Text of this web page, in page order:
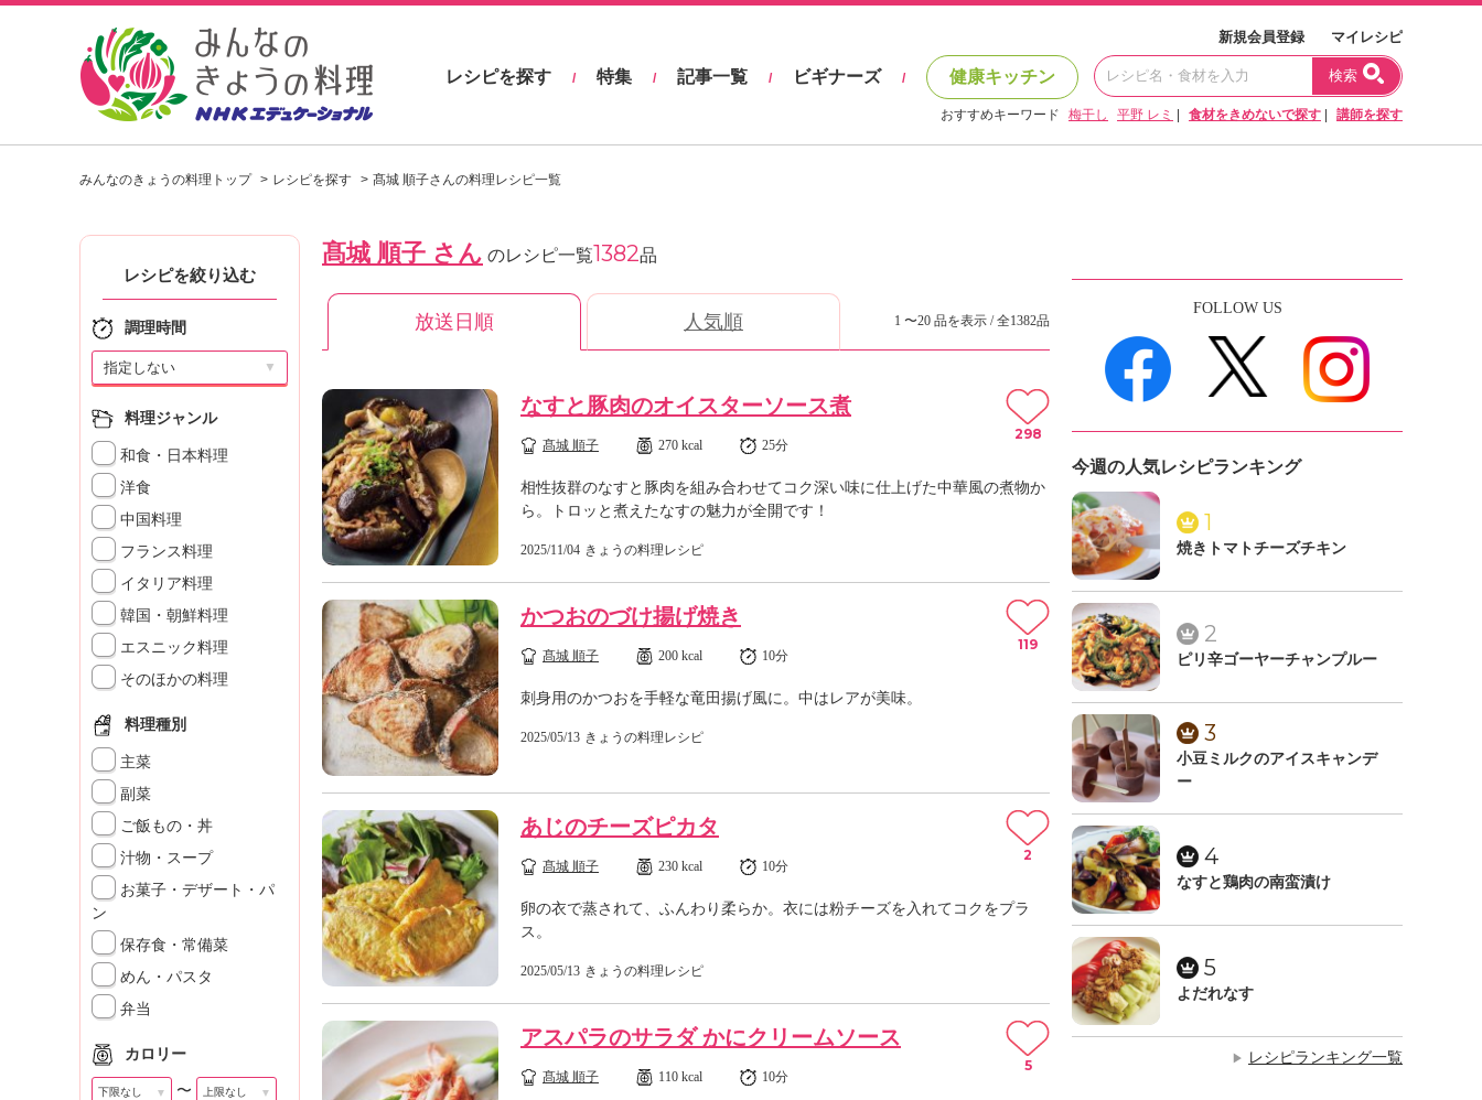
し
シ
を
よ
う
。
N
H
K
エ
ケ
ー
シ
ョ
ナ
ル
「
み
な
の
き
ょ
う
の
料
理
」
新規会員登録 マイレシピ
レシピを探す / 特集 / 記事一覧 / ビギナーズ / 健康キッチン 検索
おすすめキーワード 梅干し 平野 レミ 食材をきめないで探す 講師を探す
みんなのきょうの料理トップ レシピを探す 髙城 順子さんの料理レシピ一覧
レシピを絞り込む
調理時間
▼
料理ジャンル
和食・日本料理
洋食
中国料理
フランス料理
イタリア料理
韓国・朝鮮料理
エスニック料理
そのほかの料理
料理種別
主菜
副菜
ご飯もの・丼
汁物・スープ
お菓子・デザート・パ
ン
保存食・常備菜
めん・パスタ
弁当
カロリー
▼ 〜 ▼
髙城 順子 さん のレシピ一覧1382品
放送日順 人気順 1 〜20 品を表示 / 全1382品
なすと豚肉のオイスターソース煮
髙城 順子 270 kcal 25分
相性抜群のなすと豚肉を組み合わせてコク深い味に仕上げた中華風の煮物か
ら。トロッと煮えたなすの魅力が全開です！
2025/11/04 きょうの料理レシピ
298
かつおのづけ揚げ焼き
髙城 順子 200 kcal 10分
刺身用のかつおを手軽な竜田揚げ風に。中はレアが美味。
2025/05/13 きょうの料理レシピ
119
あじのチーズピカタ
髙城 順子 230 kcal 10分
卵の衣で蒸されて、ふんわり柔らか。衣には粉チーズを入れてコクをプラ
ス。
2025/05/13 きょうの料理レシピ
2
アスパラのサラダ かにクリームソース
髙城 順子 110 kcal 10分
5
FOLLOW US
今週の人気レシピランキング
1
焼きトマトチーズチキン
2
ピリ辛ゴーヤーチャンプルー
3
小豆ミルクのアイスキャンデ
ー
4
なすと鶏肉の南蛮漬け
5
よだれなす
▶ レシピランキング一覧